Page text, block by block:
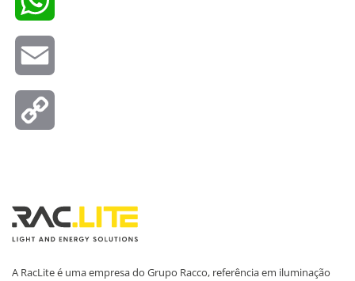
A RacLite é uma empresa do Grupo Racco, referência em iluminação